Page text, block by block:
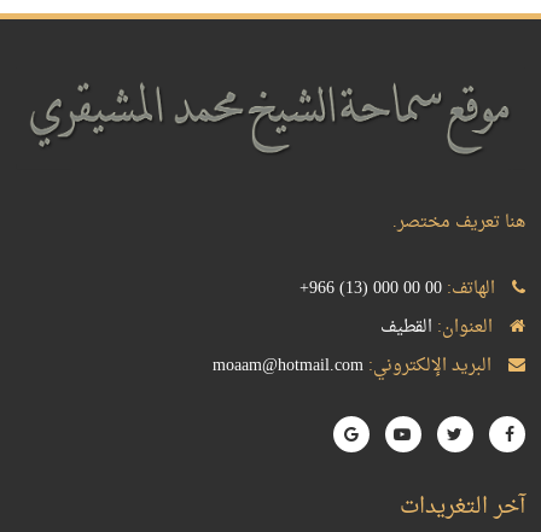
هنا تعريف مختصر.
الهاتف:+966 (13) 000 00 00
العنوان: القطيف
البريد الإلكتروني:moaam@hotmail.com
آخر التغريدات